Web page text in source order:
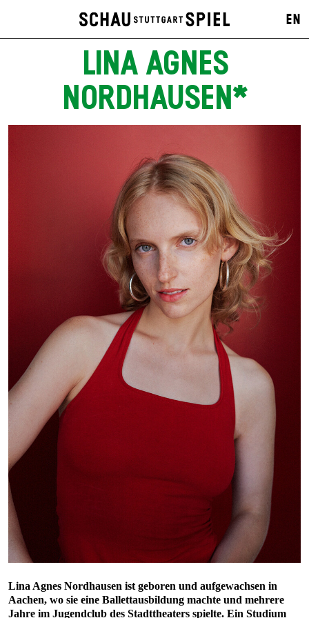
EN
LINA AGNES
NORDHAUSEN*
Lina Agnes Nordhausen ist geboren und aufgewachsen in
Aachen, wo sie eine Ballettausbildung machte und mehrere
Jahre im Jugendclub des Stadttheaters spielte. Ein Studium